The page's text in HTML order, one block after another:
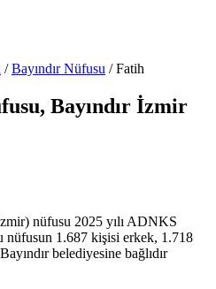
/ BayındırNüfusu /Fatih
Bayındır İzmir
nüfusu 2025 yılı ADNKS
1.687 kişisi erkek, 1.718
belediyesine bağlıdır